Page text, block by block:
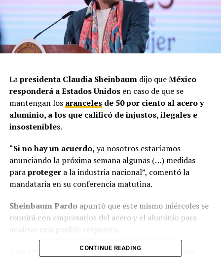
Lapresidenta Claudia Sheinbaumdijo queMéxico
responderá a Estados Unidos en caso de que se
mantengan los arancelesde 50 por ciento al acero y
aluminio, a los que calificó de injustos, ilegales e
insostenibles.
“Si no hay un acuerdo, ya nosotros estaríamos
anunciando la próxima semana algunas (…) medidas
paraproteger a la industria nacional”, comentó la
mandataria en su conferencia matutina.
Sheinbaum Pardoapuntó que este mismo miércoles se
reunirá con empresarios del acero y el aluminio para
Tras recordar que la medida comercial impuesta por
CONTINUE READING